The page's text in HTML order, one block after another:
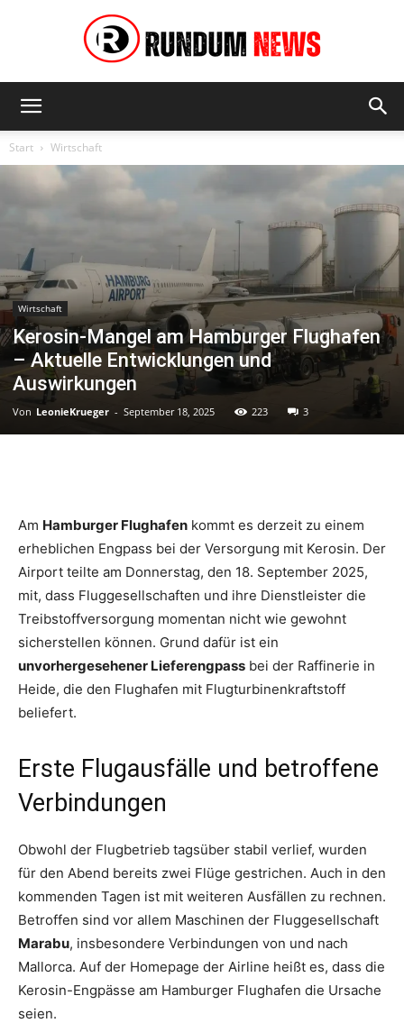
Start Wirtschaft
Wirtschaft
Kerosin-Mangel am Hamburger Flughafen
– Aktuelle Entwicklungen und
Auswirkungen
Von LeonieKrueger - September 18, 2025 223 3
Am Hamburger Flughafen kommt es derzeit zu einem
erheblichen Engpass bei der Versorgung mit Kerosin. Der
Airport teilte am Donnerstag, den 18. September 2025,
mit, dass Fluggesellschaften und ihre Dienstleister die
Treibstoffversorgung momentan nicht wie gewohnt
sicherstellen können. Grund dafür ist ein
unvorhergesehener Lieferengpass bei der Raffinerie in
Heide, die den Flughafen mit Flugturbinenkraftstoff
beliefert.
Erste Flugausfälle und betroffene
Verbindungen
Obwohl der Flugbetrieb tagsüber stabil verlief, wurden
für den Abend bereits zwei Flüge gestrichen. Auch in den
kommenden Tagen ist mit weiteren Ausfällen zu rechnen.
Betroffen sind vor allem Maschinen der Fluggesellschaft
Marabu, insbesondere Verbindungen von und nach
Mallorca. Auf der Homepage der Airline heißt es, dass die
Kerosin-Engpässe am Hamburger Flughafen die Ursache
seien.